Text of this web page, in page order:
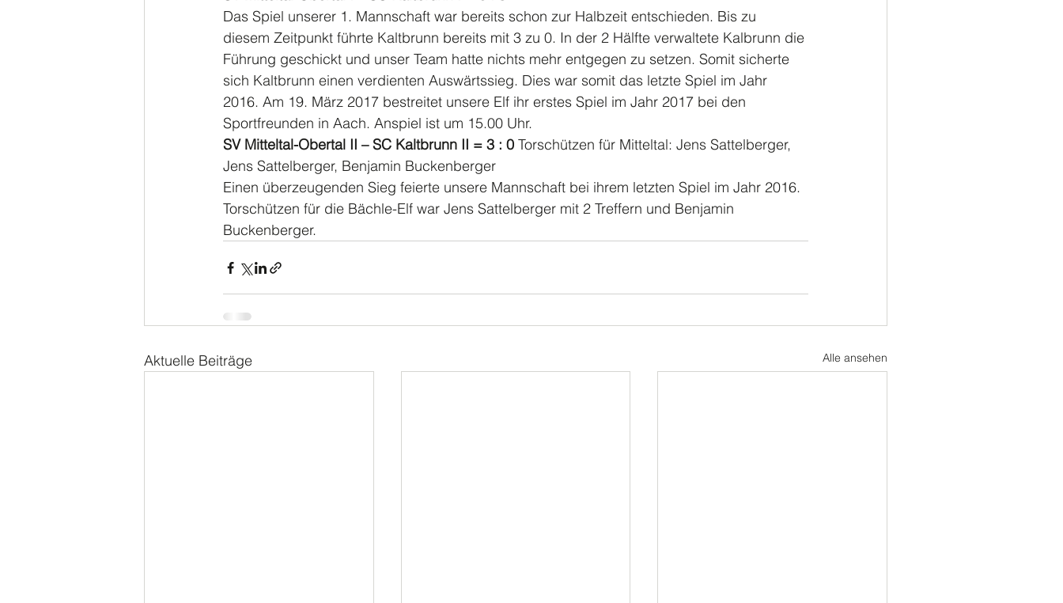
Das Spiel unserer 1. Mannschaft war bereits schon zur Halbzeit entschieden. Bis zu
diesem Zeitpunkt führte Kaltbrunn bereits mit 3 zu 0. In der 2 Hälfte verwaltete Kalbrunn die
Führung geschickt und unser Team hatte nichts mehr entgegen zu setzen. Somit sicherte
sich Kaltbrunn einen verdienten Auswärtssieg. Dies war somit das letzte Spiel im Jahr
2016. Am 19. März 2017 bestreitet unsere Elf ihr erstes Spiel im Jahr 2017 bei den
Sportfreunden in Aach. Anspiel ist um 15.00 Uhr.
SV Mitteltal-Obertal II – SC Kaltbrunn II = 3 : 0 Torschützen für Mitteltal: Jens Sattelberger,
Jens Sattelberger, Benjamin Buckenberger
Einen überzeugenden Sieg feierte unsere Mannschaft bei ihrem letzten Spiel im Jahr 2016.
Torschützen für die Bächle-Elf war Jens Sattelberger mit 2 Treffern und Benjamin
Buckenberger.
Aktuelle Beiträge Alle ansehen